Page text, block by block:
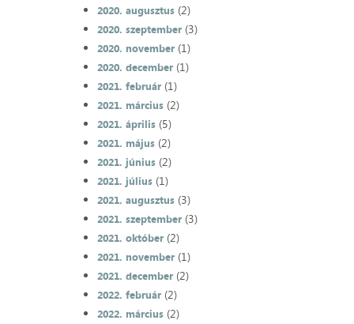
2020. augusztus(2)
2020. szeptember(3)
2020. november(1)
2020. december(1)
2021. február(1)
2021. március(2)
2021. április(5)
2021. május(2)
2021. június(2)
2021. július(1)
2021. augusztus(3)
2021. szeptember(3)
2021. október(2)
2021. november(1)
2021. december(2)
2022. február(2)
2022. március(2)